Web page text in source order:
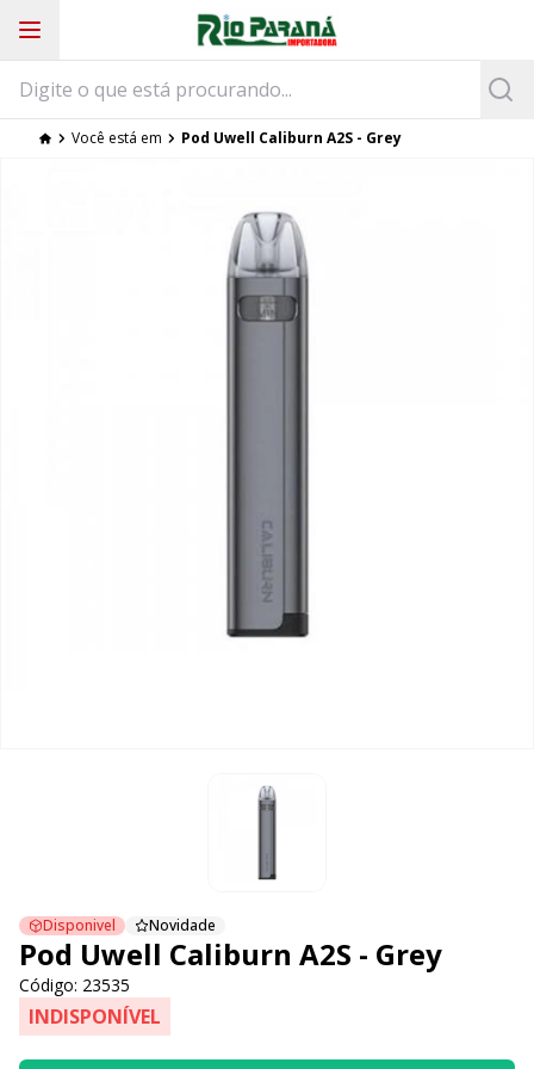
Você está em Pod Uwell Caliburn A2S - Grey
Disponivel Novidade
Pod Uwell Caliburn A2S - Grey
Código: 23535
INDISPONÍVEL